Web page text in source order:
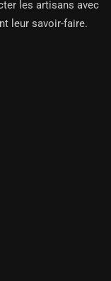
les artisans avec
leur savoir-faire.